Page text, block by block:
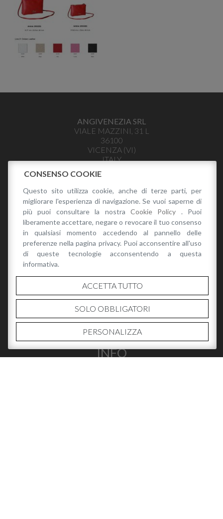
ANGIVENEZIA SRL
VIALE MAZZINI, 31 L
36100
VICENZA(VI)
ITALY
+39 328 441 3979
P.I. 04035400243
PRIVACY POLICY
CATALOGO RENATO ANGI PRIMAVERA/ESTATE 2026
INFO
CONSENSO COOKIE
Questo sito utilizza cookie, anche di terze parti, per
migliorare l'esperienza di navigazione. Se vuoi saperne di
più puoi consultare la nostra Cookie Policy . Puoi
liberamente accettare, negare o revocare il tuo consenso
in qualsiasi momento accedendo al pannello delle
preferenze nella pagina privacy. Puoi acconsentire all'uso
di queste tecnologie acconsentendo a questa
informativa.
ACCETTA TUTTO
SOLO OBBLIGATORI
PERSONALIZZA